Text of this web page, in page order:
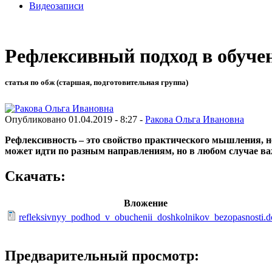
Видеозаписи
Рефлексивный подход в
статья по обж (старшая, подготовительная группа)
Опубликовано 01.04.2019 - 8:27 - Ракова Ольга Ивановна
Рефлексивность – это свойство практического мышления,
может идти по разным направлениям, но в любом случае
Скачать:
Вложение
Предварительный просмотр: